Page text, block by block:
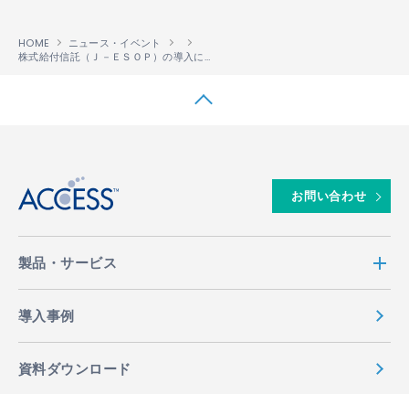
HOME
ニュース・イベント
株式給付信託（Ｊ－ＥＳＯＰ）の導入に関するお知らせ
お問い合わせ
製品・サービス
導入事例
資料ダウンロード